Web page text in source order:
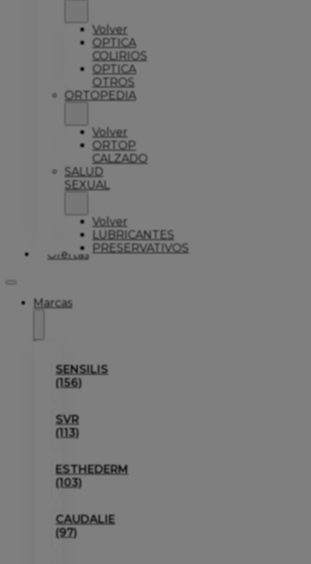
Volver
OPTICA
COLIRIOS
OPTICA
OTROS
ORTOPEDIA
Volver
ORTOP
CALZADO
SALUD
SEXUAL
Volver
LUBRICANTES
PRESERVATIVOS
Ofertas
Marcas
SENSILIS
(156)
SVR
(113)
ESTHEDERM
(103)
CAUDALIE
(97)